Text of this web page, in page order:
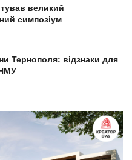
великий
симпозіум
Тернополя: відзнаки для